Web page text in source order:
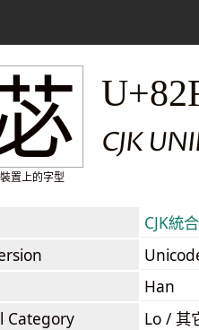
裝置上的字型
CJK
CJK統
Han
Category
Lo / 其